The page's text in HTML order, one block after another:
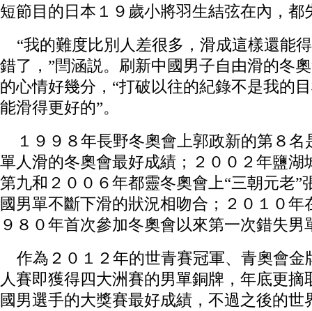
短節目的日本１９歲小將羽生結弦在內，都
“我的難度比別人差很多，滑成這樣還能
錯了，”閆涵説。刷新中國男子自由滑的冬
的心情好幾分，“打破以往的紀錄不是我的
能滑得更好的”。
１９９８年長野冬奧會上郭政新的第８名
單人滑的冬奧會最好成績；２００２年鹽湖
第九和２００６年都靈冬奧會上“三朝元老”
國男單不斷下滑的狀況相吻合；２０１０年
９８０年首次參加冬奧會以來第一次錯失男
作為２０１２年的世青賽冠軍、青奧會金
人賽即獲得四大洲賽的男單銅牌，年底更摘
國男選手的大獎賽最好成績，不過之後的世